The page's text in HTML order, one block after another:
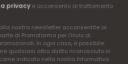
privacye acconsento al trattamento
nostra newsletter acconsentite al
di Promofarma per l'invio di
In ogni caso, è possibile
qualsiasi altro diritto riconosciuto in
indicato nella nostra Informativa